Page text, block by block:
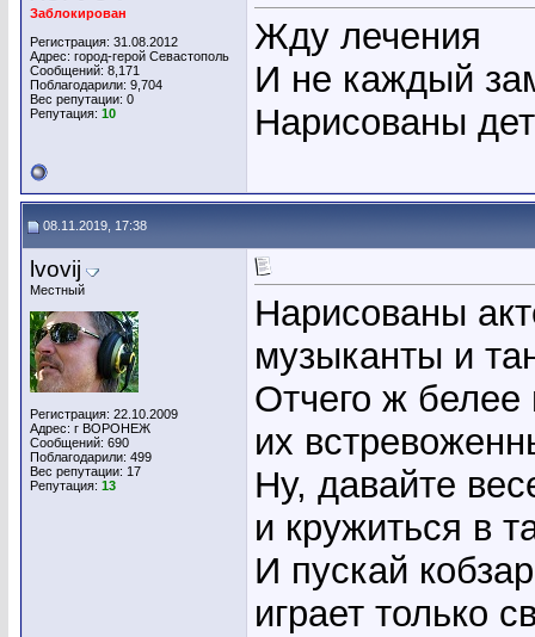
Заблокирован
Регистрация: 31.08.2012
Адрес: город-герой Севастополь
Сообщений: 8,171
Поблагодарили: 9,704
Вес репутации: 0
Репутация: 10
Жду лечения
И не каждый
Нарисованы
08.11.2019, 17:38
lvovij
Местный
Регистрация: 22.10.2009
Адрес: г ВОРОНЕЖ
Сообщений: 690
Поблагодарили: 499
Вес репутации: 17
Репутация: 13
Нарисованы
музыканты и
Отчего ж белее
их
Ну, давайте
и кружиться в
И пускай
играет только